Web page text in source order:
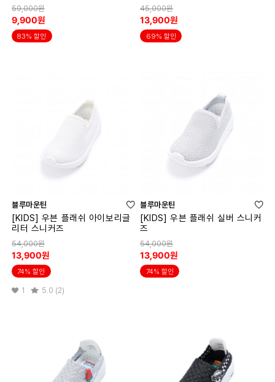
59,000원
9,900원
83% 할인
45,000원
13,900원
69% 할인
블루마운틴
[KIDS] 우븐 플래쉬 아이보리글
리터 스니커즈
54,000원
13,900원
74% 할인
1 5.0 (2)
블루마운틴
[KIDS] 우븐 플래쉬 실버 스니커
즈
54,000원
13,900원
74% 할인